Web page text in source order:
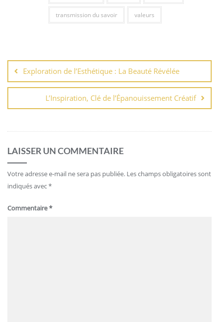
transmission du savoir valeurs
de
l’article
Exploration de l’Esthétique : La Beauté Révélée
L’Inspiration, Clé de l’Épanouissement Créatif
LAISSER UN COMMENTAIRE
Votre adresse e-mail ne sera pas publiée. Les champs obligatoires sont
indiqués avec*
Commentaire*